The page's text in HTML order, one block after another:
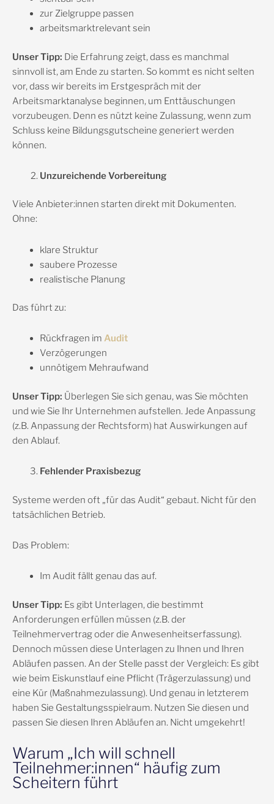
zur Zielgruppe passen
arbeitsmarktrelevant sein
Unser Tipp: Die Erfahrung zeigt, dass es manchmal
sinnvoll ist, am Ende zu starten. So kommt es nicht selten
vor, dass wir bereits im Erstgespräch mit der
Arbeitsmarktanalyse beginnen, um Enttäuschungen
vorzubeugen. Denn es nützt keine Zulassung, wenn zum
Schluss keine Bildungsgutscheine generiert werden
können.
Unzureichende Vorbereitung
Viele Anbieter:innen starten direkt mit Dokumenten.
Ohne:
klare Struktur
saubere Prozesse
realistische Planung
Das führt zu:
Rückfragen im Audit
Verzögerungen
unnötigem Mehraufwand
Unser Tipp: Überlegen Sie sich genau, was Sie möchten
und wie Sie Ihr Unternehmen aufstellen. Jede Anpassung
(z.B. Anpassung der Rechtsform) hat Auswirkungen auf
den Ablauf.
Fehlender Praxisbezug
Systeme werden oft „für das Audit“ gebaut. Nicht für den
tatsächlichen Betrieb.
Das Problem:
Im Audit fällt genau das auf.
Unser Tipp: Es gibt Unterlagen, die bestimmt
Anforderungen erfüllen müssen (z.B. der
Teilnehmervertrag oder die Anwesenheitserfassung).
Dennoch müssen diese Unterlagen zu Ihnen und Ihren
Abläufen passen. An der Stelle passt der Vergleich: Es gibt
wie beim Eiskunstlauf eine Pflicht (Trägerzulassung) und
eine Kür (Maßnahmezulassung). Und genau in letzterem
haben Sie Gestaltungsspielraum. Nutzen Sie diesen und
passen Sie diesen Ihren Abläufen an. Nicht umgekehrt!
Warum „Ich will schnell
Teilnehmer:innen“ häufig zum
Scheitern führt